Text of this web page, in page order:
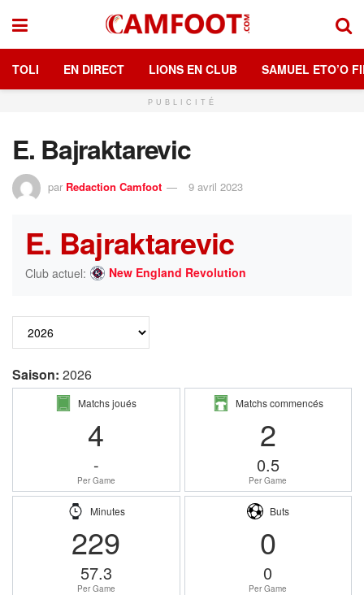
TOLI EN DIRECT LIONS EN CLUB SAMUEL ETO’O
PUBLICITÉ
E. Bajraktarevic
par Redaction Camfoot 9 avril 2023
E. Bajraktarevic
Club actuel: New England Revolution
Saison: 2026
Matchs joués
4
-
Per Game
Matchs commencés
2
0.5
Per Game
Minutes
229
57.3
Per Game
Buts
0
0
Per Game